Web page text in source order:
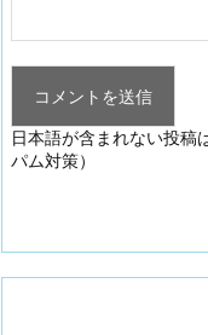
日本語が含まれない投稿
パム対策）